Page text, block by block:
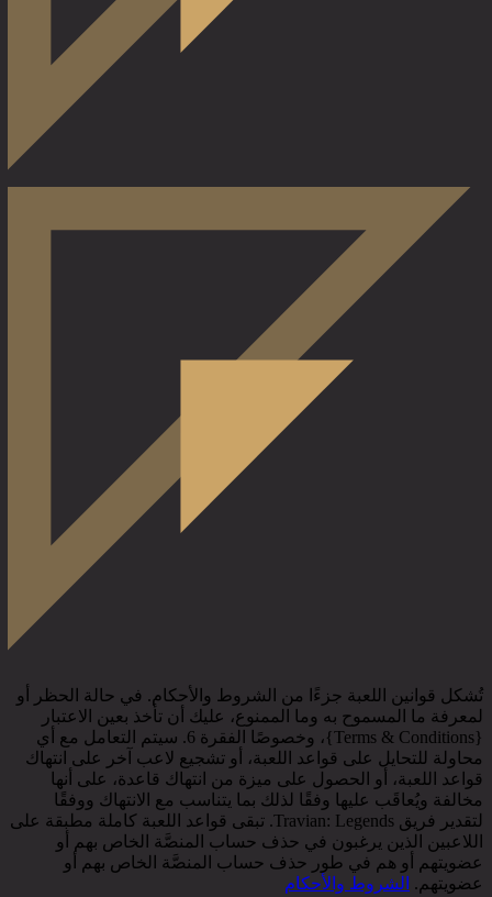
تُشكل قوانين اللعبة جزءًا من الشروط والأحكام. في حالة الحظر أو
لمعرفة ما المسموح به وما الممنوع، عليك أن تأخذ بعين الاعتبار
{Terms & Conditions}، وخصوصًا الفقرة 6. سيتم التعامل مع أي
محاولة للتحايل على قواعد اللعبة، أو تشجيع لاعب آخر على انتهاك
قواعد اللعبة، أو الحصول على ميزة من انتهاك قاعدة، على أنها
مخالفة ويُعاقَب عليها وفقًا لذلك بما يتناسب مع الانتهاك ووفقًا
لتقدير فريق Travian: Legends. تبقى قواعد اللعبة كاملة مطبقة على
اللاعبين الذين يرغبون في حذف حساب المنصَّة الخاص بهم أو
عضويتهم أو هم في طور حذف حساب المنصَّة الخاص بهم أو
عضويتهم. الشروط والأحكام